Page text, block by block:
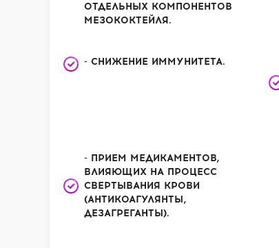
ОТДЕЛЬНЫХ КОМПОНЕНТОВ
МЕЗОКОКТЕЙЛЯ.
- СНИЖЕНИЕ ИММУНИТЕТА.
- ПРИЕМ МЕДИКАМЕНТОВ,
ВЛИЯЮЩИХ НА ПРОЦЕСС
СВЕРТЫВАНИЯ КРОВИ
(АНТИКОАГУЛЯНТЫ,
ДЕЗАГРЕГАНТЫ).